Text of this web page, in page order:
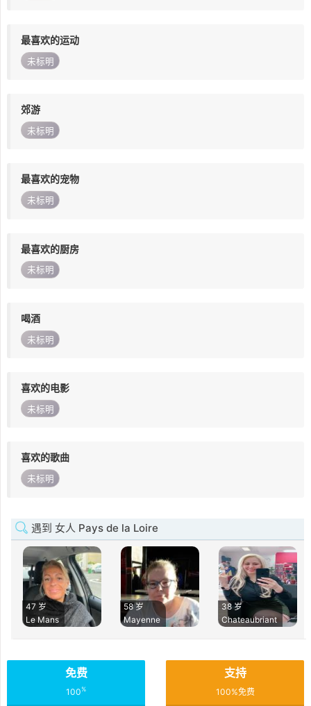
最喜欢的运动
未标明
郊游
未标明
最喜欢的宠物
未标明
最喜欢的厨房
未标明
喝酒
未标明
喜欢的电影
未标明
喜欢的歌曲
未标明
遇到 女人 Pays de la Loire
47 岁
Le Mans
58 岁
Mayenne
38 岁
Chateaubriant
免费
100%
支持
100%免费